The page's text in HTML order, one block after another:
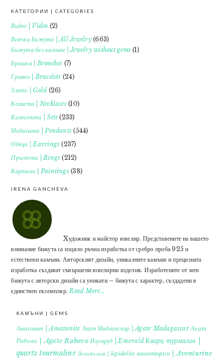
FOOTER
КАТЕГОРИИ | CATEGORIES
Видео | Video (2)
Всички Бижута | All Jewelry(663)
Бижута без камъни | Jewelry without gems (1)
Брошки | Brooches (7)
Гривни | Bracelets (24)
Злато | Gold (26)
Колиета | Necklaces(10)
Комплекти | Sets (233)
Медальони | Pendants (544)
Обеци | Earrings (237)
Пръстени | Rings (212)
Картини | Paintings(38)
IRENA GANCHEVA
Xудожник и майстор ювелир. Представените на вашето
внимание бижута са изцяло ръчна изработка от сребро проба 925 и
естествени камъни. Авторският дизайн, уникалните камъни и прецизната
изработка създават съвършени ювелирни изделия. Изработените от мен
бижута с авторски дизайн са уникати – бижута с характер, създадени в
единствен екземпляр.Read More…
КАМЪНИ | GEMS
Амазонит | Amazonite Ахат Мадагаскар | Agate Madagascar Ахат
Рабово | Agate Rabovo Изумруд | Emerald Кварц турмалин |
quartz tourmaline Лепидолит | lepidolite авантюрин | Aventurine